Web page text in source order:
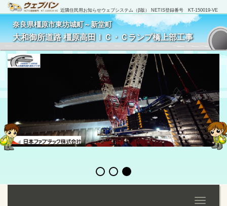
近隣住民用お知らせウェブシステム（β版） NETIS登録番号 KT-150019-VE
[管理者ログイン
奈良県橿原市東坊城町～新堂町
大和御所道路 橿原高田ＩＣ・Ｃランプ橋上部工事
Toggle